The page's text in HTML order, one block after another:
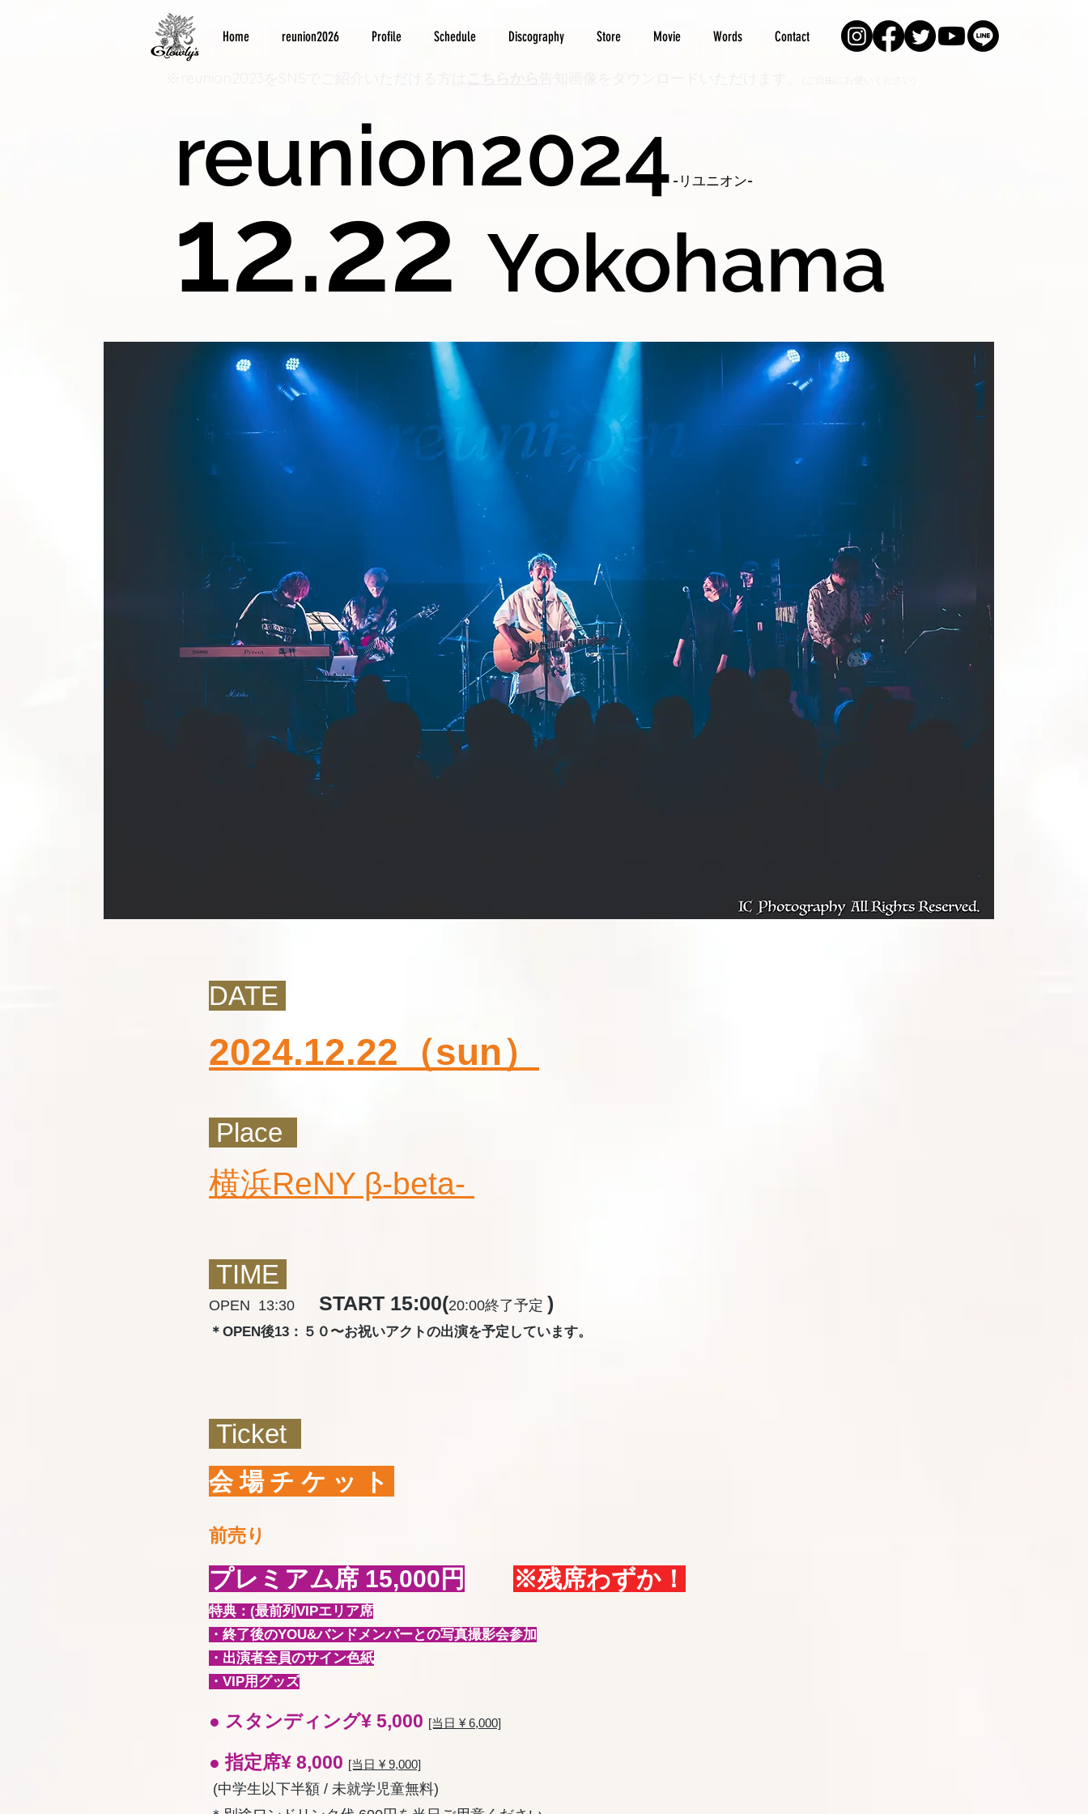
Home reunion2026 Profile Schedule Discography Store Movie Words Contact
reunion2024 -リユニオン-
12.22 Yokohama
DATE
2024.12.22（sun）
Place
横浜ReNY β-beta-
TIME
OPEN 13:30 START 15:00(20:00終了予定 )
＊OPEN後13：５０〜お祝いアクトの出演を予定しています。
Ticket
会場チケット
前売り
プレミアム席 15,000円 ※残席わずか！
特典：(最前列VIPエリア席
・終了後のYOU&バンドメンバーとの写真撮影会参加
・出演者全員のサイン色紙
・VIP用グッズ
● スタンディング¥ 5,000 [当日 ¥ 6,000]
● 指定席¥ 8,000 [当日 ¥ 9,000]
(中学生以下半額 / 未就学児童無料)